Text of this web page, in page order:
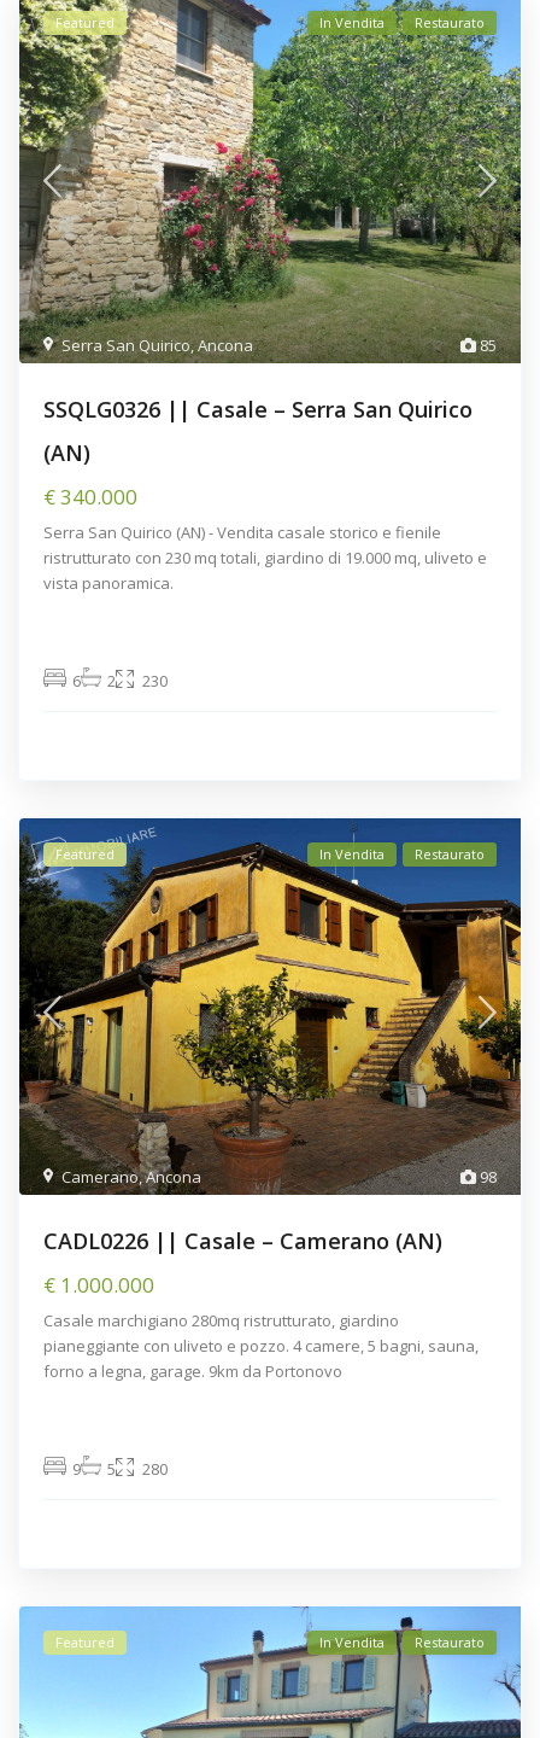
85
Serra San Quirico,Ancona
Featured In Vendita Restaurato
SSQLG0326 || Casale – Serra San Quirico
(AN)
€ 340.000
Serra San Quirico (AN) - Vendita casale storico e fienile
ristrutturato con 230 mq totali, giardino di 19.000 mq, uliveto e
vista panoramica.
6 2 230
98
Camerano,Ancona
Featured In Vendita Restaurato
CADL0226 || Casale – Camerano (AN)
€ 1.000.000
Casale marchigiano 280mq ristrutturato, giardino
pianeggiante con uliveto e pozzo. 4 camere, 5 bagni, sauna,
forno a legna, garage. 9km da Portonovo
9 5 280
Featured In Vendita Restaurato